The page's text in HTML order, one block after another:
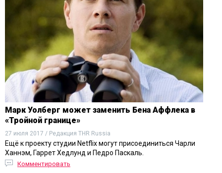
Марк Уолберг может заменить Бена Аффлека в
«Тройной границе»
27 июля 2017 / Редакция THR Russia
Ещё к проекту студии Netflix могут присоединиться Чарли
Ханнэм, Гаррет Хедлунд и Педро Паскаль.
Комментировать